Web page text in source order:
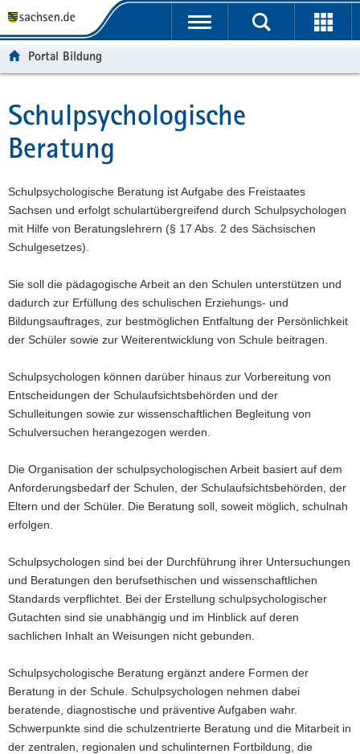
t
ü
b
e
g
r
e
i
e
n
d
e
a
v
i
g
t
i
o
n
t
n
a
v
g
a
t
i
n
p
n
h
a
t
t
e
I
n
o
r
m
a
i
o
n
t
-
B
e
e
i
c
h
Portal Bildung
Hauptinhalt
Schulpsychologische
Beratung
Schulpsychologische Beratung ist Aufgabe des Freistaates
Sachsen und erfolgt schulartübergreifend durch Schulpsychologen
mit Hilfe von Beratungslehrern (§ 17 Abs. 2 des Sächsischen
Schulgesetzes).
Sie soll die pädagogische Arbeit an den Schulen unterstützen und
dadurch zur Erfüllung des schulischen Erziehungs- und
Bildungsauftrages, zur bestmöglichen Entfaltung der Persönlichkeit
der Schüler sowie zur Weiterentwicklung von Schule beitragen.
Schulpsychologen können darüber hinaus zur Vorbereitung von
Entscheidungen der Schulaufsichtsbehörden und der
Schulleitungen sowie zur wissenschaftlichen Begleitung von
Schulversuchen herangezogen werden.
Die Organisation der schulpsychologischen Arbeit basiert auf dem
Anforderungsbedarf der Schulen, der Schulaufsichtsbehörden, der
Eltern und der Schüler. Die Beratung soll, soweit möglich, schulnah
erfolgen.
Schulpsychologen sind bei der Durchführung ihrer Untersuchungen
und Beratungen den berufsethischen und wissenschaftlichen
Standards verpflichtet. Bei der Erstellung schulpsychologischer
Gutachten sind sie unabhängig und im Hinblick auf deren
sachlichen Inhalt an Weisungen nicht gebunden.
Schulpsychologische Beratung ergänzt andere Formen der
Beratung in der Schule. Schulpsychologen nehmen dabei
beratende, diagnostische und präventive Aufgaben wahr.
Schwerpunkte sind die schulzentrierte Beratung und die Mitarbeit in
der zentralen, regionalen und schulinternen Fortbildung, die